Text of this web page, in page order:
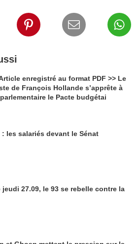
enregistré au format PDF >> Le
de François Hollande s’apprête à
le Pacte budgétai
les salariés devant le Sénat
jeudi 27.09, le 93 se rebelle contre la